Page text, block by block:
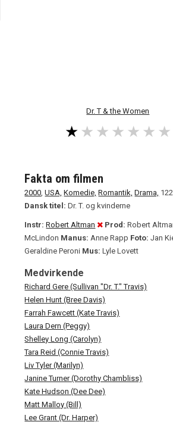
Dr. T & the Women
Fakta om filmen
2000,USA, Komedie, Romantik, Drama,
Dansk titel:Dr. T. og kvinderne
Instr: Robert Altman Prod: Robert
McLindon Manus: Anne Rapp Foto: Jan
Geraldine Peroni Mus: Lyle Lovett
Medvirkende
Richard Gere (Sullivan "Dr. T." Travis)
Helen Hunt (Bree Davis)
Farrah Fawcett (Kate Travis)
Laura Dern (Peggy)
Shelley Long (Carolyn)
Tara Reid (Connie Travis)
Liv Tyler (Marilyn)
Janine Turner (Dorothy Chambliss)
Kate Hudson (Dee Dee)
Matt Malloy (Bill)
Lee Grant (Dr. Harper)